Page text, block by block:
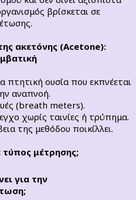
βρίσκεται σε
ακετόνης (Acetone):
πτητική ουσία που εκπνέεται
αναπνοή.
(breath meters).
χωρίς ταινίες ή τρύπημα.
της μεθόδου ποικίλλει.
τύπος μέτρησης;
για την